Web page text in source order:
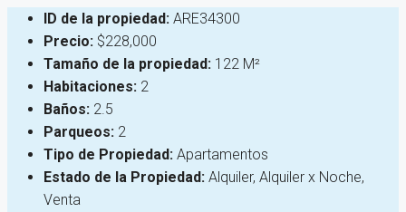
ID de la propiedad: ARE34300
Precio: $228,000
Tamaño de la propiedad: 122 M²
Habitaciones: 2
Baños: 2.5
Parqueos: 2
Tipo de Propiedad: Apartamentos
Estado de la Propiedad: Alquiler, Alquiler x Noche,
Venta